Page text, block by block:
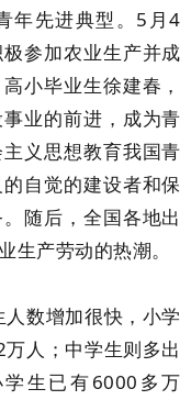
年先进典型。5月4
参加农业生产并成
小毕业生徐建春，
业的前进，成为青
义思想教育我国青
自觉的建设者和保
随后，全国各地出
生产劳动的热潮。
数增加很快，小学
人；中学生则多出
生已有6000多万